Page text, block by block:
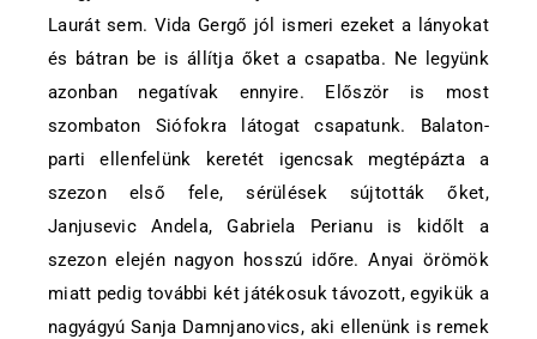
Laurát sem. Vida Gergő jól ismeri ezeket a lányokat
és bátran be is állítja őket a csapatba. Ne legyünk
azonban negatívak ennyire. Először is most
szombaton Siófokra látogat csapatunk. Balaton-
parti ellenfelünk keretét igencsak megtépázta a
szezon első fele, sérülések sújtották őket,
Janjusevic Andela, Gabriela Perianu is kidőlt a
szezon elején nagyon hosszú időre. Anyai örömök
miatt pedig további két játékosuk távozott, egyikük a
nagyágyú Sanja Damnjanovics, aki ellenünk is remek